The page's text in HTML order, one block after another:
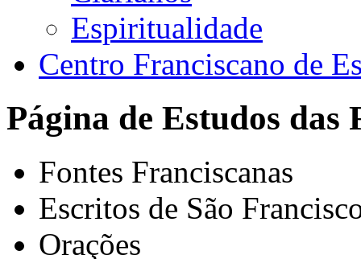
Espiritualidade
Centro Franciscano de
Página de Estudos das
Fontes Franciscanas
Escritos de São
Orações